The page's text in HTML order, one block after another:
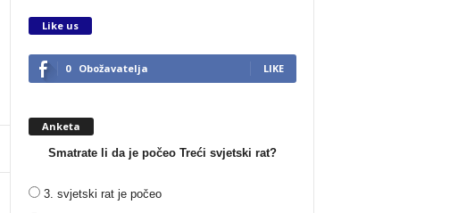
Like us
0 Obožavatelja LIKE
Anketa
Smatrate li da je počeo Treći svjetski rat?
3. svjetski rat je počeo